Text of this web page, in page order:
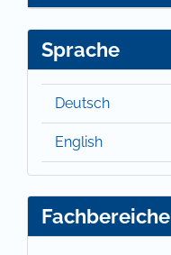
Sprache
Deutsch
English
Fachbereiche